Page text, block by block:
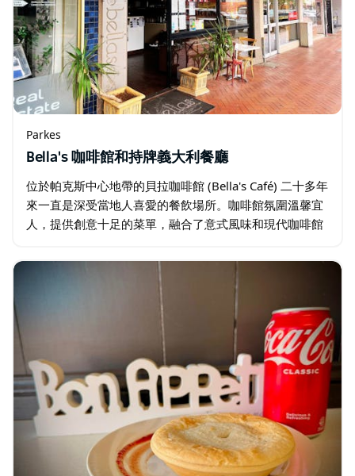
Parkes
Bella's 咖啡館和持牌義大利餐廳
位於帕克斯中心地帶的貝拉咖啡館 (Bella's Café) 二十多年
來一直是深受當地人喜愛的餐飲場所。咖啡館氛圍溫馨宜
人，提供創意十足的菜單，融合了意式風味和現代咖啡館
週七天供應早餐和午餐…